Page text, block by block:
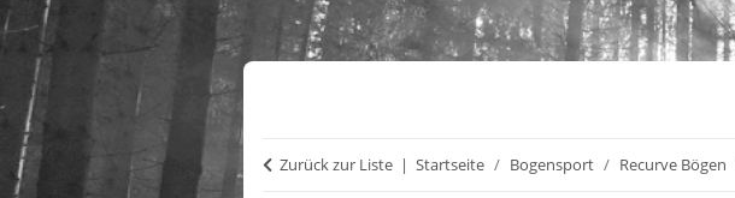
Zurück zur Liste Startseite Bogensport Recurve Bögen